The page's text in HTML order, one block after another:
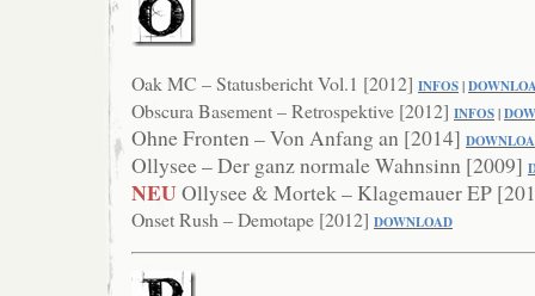
Oak MC – Statusbericht Vol.1 [2012] INFOS|
Obscura Basement – Retrospektive [2012] INFOS|
Ohne Fronten – Von Anfang an [2014] DOWN
Ollysee – Der ganz normale Wahnsinn [2009]
NEUOllysee & Mortek – Klagemauer EP
Onset Rush – Demotape [2012] DOWNLOAD